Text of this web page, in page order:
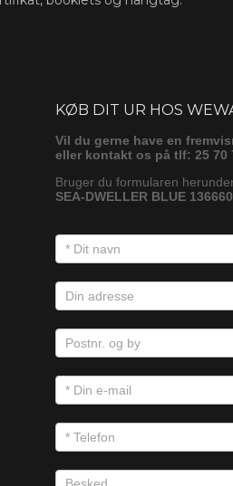
KØB DIT UR HOS
Vil du gerne have en
eller kontakt os på tlf: 25 70
Bruger du formularen
SEA-DWELLER BLUE